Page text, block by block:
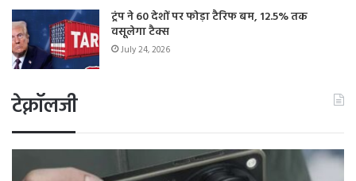
ट्रंप ने 60 देशों पर फोड़ा टैरिफ बम, 12.5% तक
वसूलेगा टैक्स
July 24, 2026
टेक्नॉलजी